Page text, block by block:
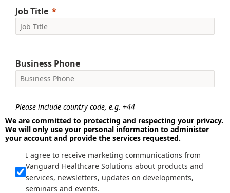
Job Title
Business Phone
Please include country code, e.g. +44
We are committed to protecting and respecting your privacy.
We will only use your personal information to administer
your account and provide the services requested.
I agree to receive marketing communications from
Vanguard Healthcare Solutions about products and
services, newsletters, updates on developments,
seminars and events.